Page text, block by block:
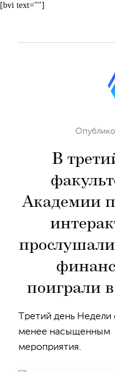
[bvi text=""]
В
Академии
поиграли
Третий день
менее насыщенным
мероприятия.